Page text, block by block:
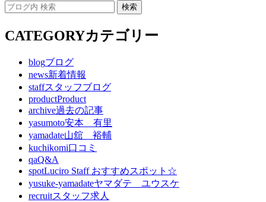
CATEGORYカテゴリー
blogブログ
news新着情報
staffスタッフブログ
productProduct
archive過去の記事
yasumoto安本 有里
yamadate山舘 裕輔
kuchikomi口コミ
qaQ&A
spotLuciro Staff おすすめスポット☆
yusuke-yamadateヤマダテ ユウスケ
recruitスタッフ求人